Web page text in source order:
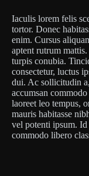
Iaculis lorem felis
tortor. Donec
enim. Cursus
aptent rutrum
turpis conubia.
consectetur, luctus
dui. Ac sollicitudin
accumsan
laoreet leo tempus,
mauris habitasse
vel potenti ipsum.
commodo libero